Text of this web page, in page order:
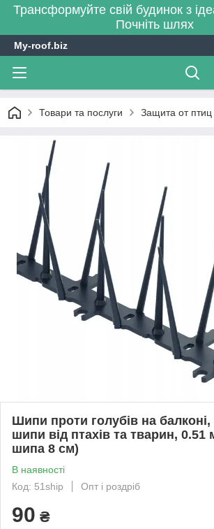
Трансформуйте свій будинок з
Почніть шлях
My-roof.biz
Товари та послуги Защита от птиц
Шипи проти голубів на балконі,
шипи від птахів та тварин, 0.51
шипа 8 см)
В наявності
Код: 51ship
Опт і роздріб
90 ₴